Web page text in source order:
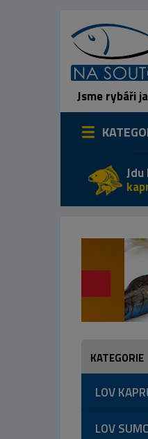
Jsme rybáři
KATEGORIE
LOV
LOV